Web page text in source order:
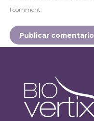
I comment.
Publicar comentario